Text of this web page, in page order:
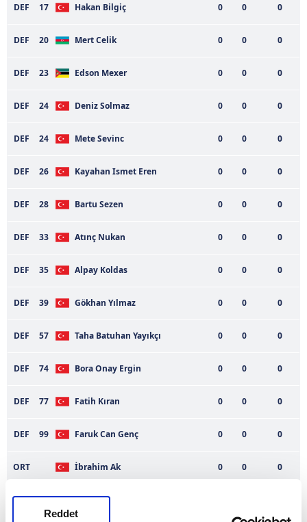
Reddet
DEF 17 Hakan Bilgiç 0 0 0
DEF 20 Mert Celik 0 0 0
DEF 23 Edson Mexer 0 0 0
DEF 24 Deniz Solmaz 0 0 0
DEF 24 Mete Sevinc 0 0 0
DEF 26 Kayahan Ismet Eren 0 0 0
DEF 28 Bartu Sezen 0 0 0
DEF 33 Atınç Nukan 0 0 0
DEF 35 Alpay Koldas 0 0 0
DEF 39 Gökhan Yılmaz 0 0 0
DEF 57 Taha Batuhan Yayıkçı 0 0 0
DEF 74 Bora Onay Ergin 0 0 0
DEF 77 Fatih Kıran 0 0 0
DEF 99 Faruk Can Genç 0 0 0
ORT İbrahim Ak 0 0 0
ORT Mourad Louzif